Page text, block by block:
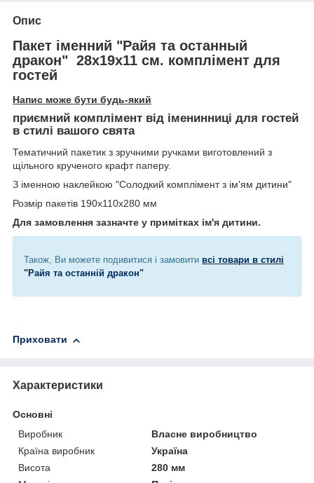
Опис
Пакет іменний "Райя та останный
дракон" 28х19х11 см. комплімент для
гостей
Напис може бути будь-який
приємний комплімент від іменинниці для гостей
в стилі вашого свята
Тематичний пакетик з зручними ручками виготовлений з
щільного крученого крафт паперу.
З іменною наклейкою "Солодкий комплімент з ім'ям дитини"
Розмір пакетів 190х110х280 мм
Для замовлення зазначте у примітках ім'я дитини.
Також, Ви можете подивитися і замовити всі товари в стилі
"Райя та останній дракон"
Приховати
Характеристики
Основні
Виробник
Власне виробництво
Країна виробник
Україна
Висота
280 мм